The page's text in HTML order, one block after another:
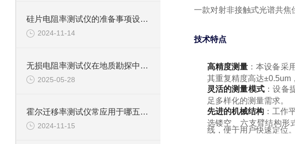
硅片电阻率测试仪的准备事项设置的步骤
2024-11-14
无损电阻率测试仪在地质勘探中的作用
2025-05-28
霍尔迁移率测试仪常应用于哪五种场景？
2024-11-15
一款对射非接触式光谱共
技术特点
高精度测量 ：本设备采
其重复精度高达±0.5um
灵活的测量模式 ：设备
足多样化的测量需求。
先进的机械结构：工作
选镂空、六支臂结构形
线，便于用户快速定位。